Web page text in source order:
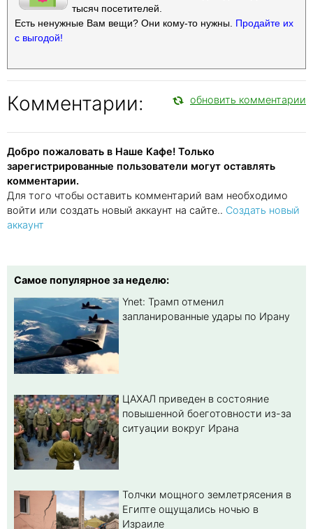
тысяч посетителей.
Есть ненужные Вам вещи? Они кому-то нужны. Продайте их
с выгодой!
Комментарии: обновить комментарии
Добро пожаловать в Наше Кафе! Только
зарегистрированные пользователи могут оставлять
комментарии.
Для того чтобы оставить комментарий вам необходимо
войти или создать новый аккаунт на сайте.. Создать новый
аккаунт
Самое популярное за неделю:
Ynet: Трамп отменил
запланированные удары по Ирану
ЦАХАЛ приведен в состояние
повышенной боеготовности из-за
ситуации вокруг Ирана
Толчки мощного землетрясения в
Египте ощущались ночью в
Израиле